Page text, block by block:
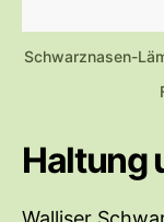
Schwarznasen-
Haltung